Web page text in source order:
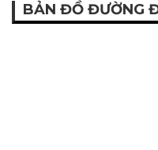
BẢN ĐỒ ĐƯỜNG